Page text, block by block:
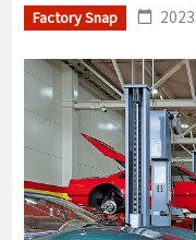
Factory Snap